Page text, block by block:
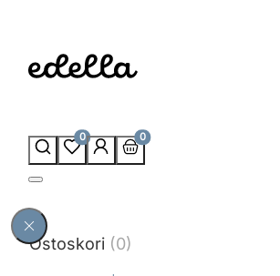
0 0
Ostoskori (0)